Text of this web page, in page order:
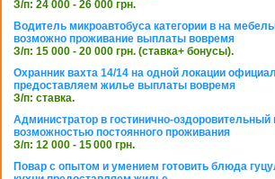
З/п: 24 000 - 26 000 грн.
Водитель микроавтобуса категории в на
возможно проживание выплаты вовремя
З/п: 15 000 - 20 000 грн. (ставка+ бонусы).
Охранник вахта 14/14 на одной локации
предоставляем жилье выплаты вовремя
З/п: ставка.
Администратор в гостинично-оздоровительный
возможностью постоянного проживания
З/п: 12 000 - 15 000 грн.
Повар с опытом и умением готовить блюда